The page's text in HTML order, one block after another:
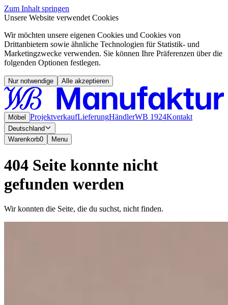
Zum Inhalt springen
Unsere Website verwendet Cookies
Wir möchten unsere eigenen Cookies und Cookies von
Drittanbietern sowie ähnliche Technologien für Statistik- und
Marketingzwecke verwenden. Sie können Ihre Präferenzen über die
folgenden Optionen festlegen.
Nur notwendige Alle akzeptieren
Möbel ProjektverkaufLieferungHändlerWB 1924Kontakt
Deutschland
Warenkorb0 Menu
404 Seite konnte nicht
gefunden werden
Wir konnten die Seite, die du suchst, nicht finden.